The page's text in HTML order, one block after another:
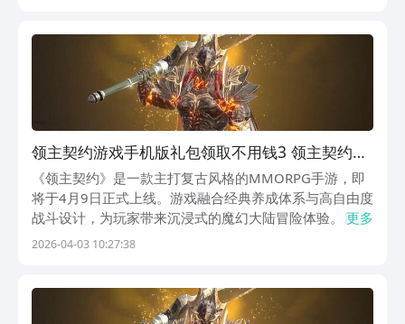
领...
领主契约游戏手机版礼包领取不用钱3 领主契约手
游最新before_4礼包推荐
《领主契约》是一款主打复古风格的MMORPG手游，即
将于4月9日正式上线。游戏融合经典养成体系与高自由度
战斗设计，为玩家带来沉浸式的魔幻大陆冒险体验。目
前，官方已同步开放预约通道，并准备了丰厚的首发福利
更多
2026-04-03 10:27:38